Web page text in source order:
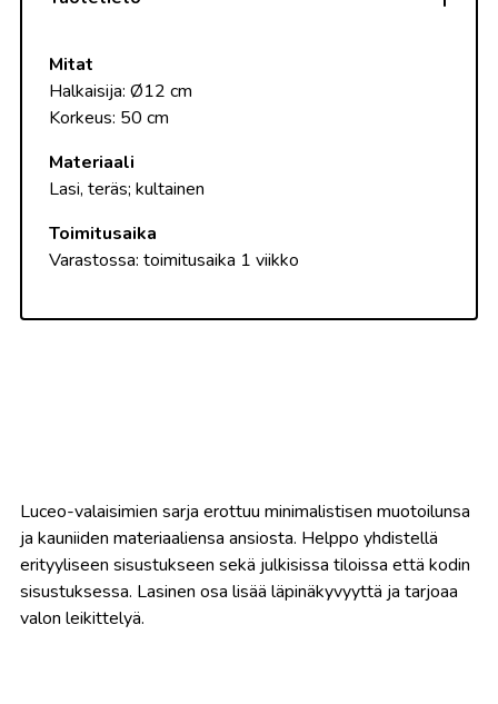
Mitat
Halkaisija: Ø12 cm
Korkeus: 50 cm
Materiaali
Lasi, teräs; kultainen
Toimitusaika
Varastossa: toimitusaika 1 viikko
Luceo-valaisimien sarja erottuu minimalistisen muotoilunsa
ja kauniiden materiaaliensa ansiosta. Helppo yhdistellä
erityyliseen sisustukseen sekä julkisissa tiloissa että kodin
sisustuksessa. Lasinen osa lisää läpinäkyvyyttä ja tarjoaa
valon leikittelyä.